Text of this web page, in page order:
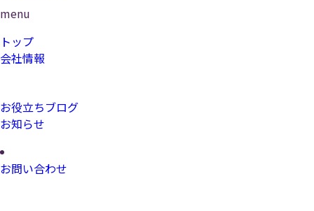
menu
トップ
会社情報
お役立ちブログ
お知らせ
お問い合わせ